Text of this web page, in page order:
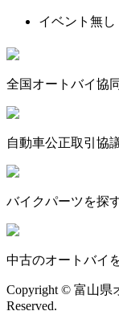
イベント無し
全国オートバイ協
自動車公正取引協
バイクパーツを探
中古のオートバイ
Copyright © 富山県
Reserved.